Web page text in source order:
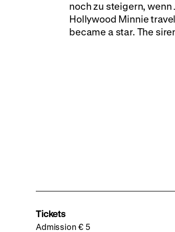
noch zu steigern, wenn
Hollywood Minnie
became a star. The
Tickets
Admission € 5